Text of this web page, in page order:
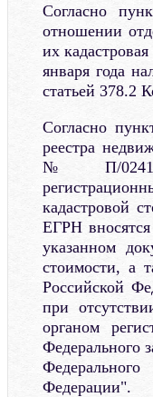
Согласно
отношении
их
января года
статьей 378.2
Согласно
реестра
№ П/0241
кадастровой
ЕГРН
указанном
стоимости, а
Российской
при
органом
Федерального
Федерации".